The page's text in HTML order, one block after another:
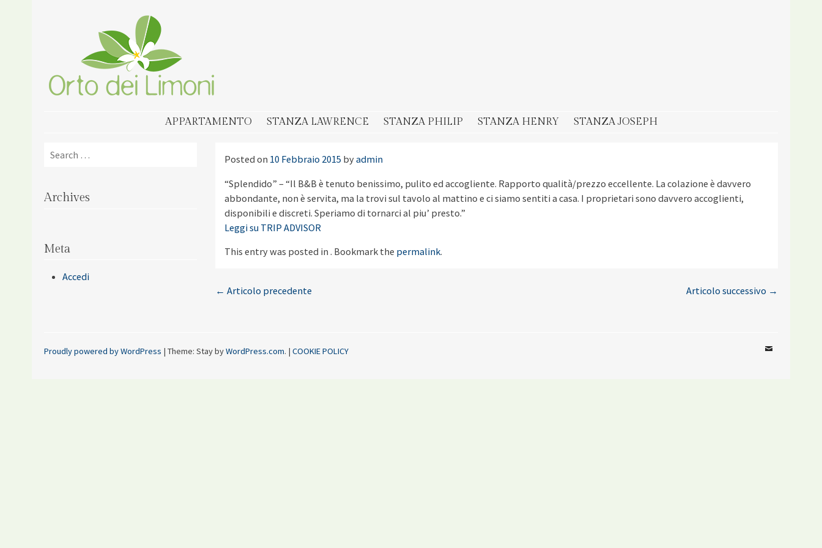
APPARTAMENTO STANZA LAWRENCE STANZA PHILIP STANZA HENRY STANZA JOSEPH
Posted on 10 Febbraio 2015 byadmin
“Splendido” – “Il B&B è tenuto benissimo, pulito ed accogliente. Rapporto qualità/prezzo eccellente. La colazione è davvero
abbondante, non è servita, ma la trovi sul tavolo al mattino e ci siamo sentiti a casa. I proprietari sono davvero accoglienti,
disponibili e discreti. Speriamo di tornarci al piu’ presto.”
Leggi su TRIP ADVISOR
This entry was posted in . Bookmark the permalink.
Post navigation
← Articolo precedente Articolo successivo →
Search
Archives
Meta
Accedi
Proudly powered by WordPress | Theme: Stay byWordPress.com. | COOKIE POLICY